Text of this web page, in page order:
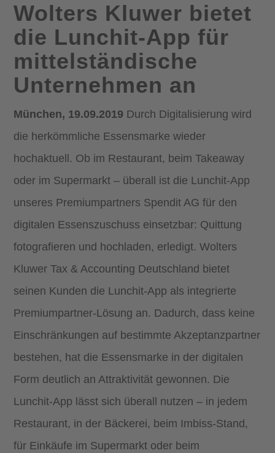
Wolters Kluwer bietet
die Lunchit-App für
mittelständische
Unternehmen an
München, 19.09.2019 Durch Digitalisierung wird
die herkömmliche Essensmarke wieder
hochaktuell. Ob im Restaurant, beim Takeaway
oder im Supermarkt – überall ist die Lunchit-App
unseres Premiumpartners Spendit AG für den
digitalen Essenszuschuss einsetzbar: Quittung
fotografieren und hochladen, erledigt. Wolters
Kluwer Tax & Accounting Deutschland bietet
seinen Kunden die Lunchit-App als integrierte
Premiumpartner-Lösung an. Dadurch, dass keine
Einschränkungen auf bestimmte Akzeptanzpartner
bestehen, hat die Essensmarke in der digitalen
Form deutlich an Attraktivität gewonnen. Die
Lunchit-App lässt sich überall nutzen – in jedem
Restaurant, in der Bäckerei, beim Imbiss-Stand,
für Einkäufe im Supermarkt oder beim